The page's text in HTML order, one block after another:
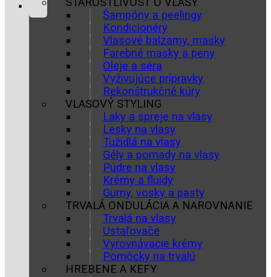
Šampóny a peelingy
Kondicionéry
Vlasové balzamy, masky
Farebné masky a peny
Oleje a séra
Vyživujúce prípravky
Rekonštrukčné kúry
VLASOVÝ STYLING
Laky a spreje na vlasy
Lesky na vlasy
Tužidlá na vlasy
Gély a pomady na vlasy
Púdre na vlasy
Krémy a fluidy
Gumy, vosky a pasty
TRVALÁ ONDULÁCIA A NAROVNANIE
Trvalá na vlasy
Ustaľovače
Vyrovnávacie krémy
Pomôcky na trvalú
HREBENE A KEFY